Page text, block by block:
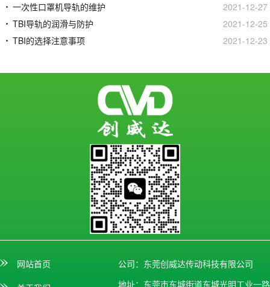
一次性口罩机导轨的维护
2021-12-27
TBI导轨的润滑与防护
2021-12-25
TBI的选择注意事项
2021-12-23
网站首页
公司：东莞创威达传动科技有限公司
地址：东莞市东城街道东城光明工业一路